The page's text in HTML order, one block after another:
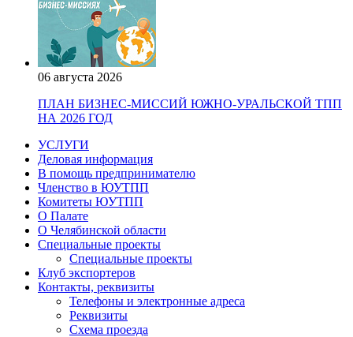
06 августа 2026
ПЛАН БИЗНЕС-МИССИЙ ЮЖНО-УРАЛЬСКОЙ ТПП
НА 2026 ГОД
УСЛУГИ
Деловая информация
В помощь предпринимателю
Членство в ЮУТПП
Комитеты ЮУТПП
О Палате
О Челябинской области
Специальные проекты
Специальные проекты
Клуб экспортеров
Контакты, реквизиты
Телефоны и электронные адреса
Реквизиты
Схема проезда